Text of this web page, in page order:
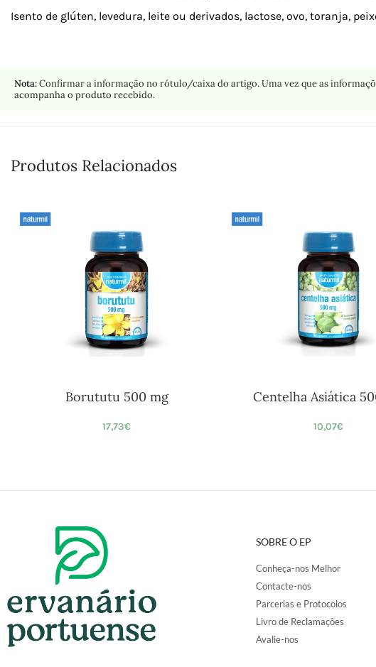
Isento de glúten, levedura, leite ou derivados, lactose, ovo, toranja,
Nota:Confirmar a informação no rótulo/caixa do artigo. Uma vez que as
acompanha o produto recebido.
Produtos Relacionados
Borututu 500 mg
17,73€
Centelha Asiática
10,07€
SOBRE O EP
Conheça-nos Melhor
Contacte-nos
Parcerias e Protocolos
Livro de Reclamações
Avalie-nos